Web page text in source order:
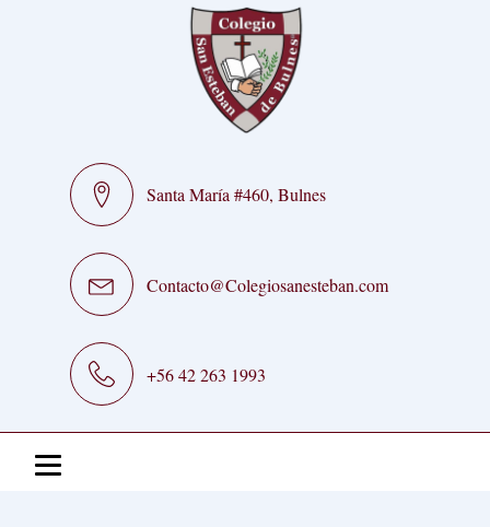
Santa María #460, Bulnes
Contacto@Colegiosanesteban.com
+56 42 263 1993